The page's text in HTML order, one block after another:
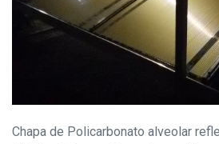
Chapa de Policarbonato alveolar